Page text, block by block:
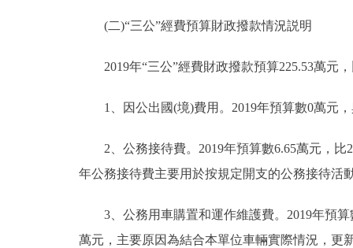
(二)“三公”經費預算財政撥款情況説明
2019年“三公”經費財政撥款預算225.53萬元，
1、因公出國(境)費用。2019年預算數0萬元，
2、公務接待費。2019年預算數6.65萬元，比
年公務接待費主要用於按規定開支的公務接待活
3、公務用車購置和運作維護費。2019年預算
萬元，主要原因為結合本單位車輛實際情況，更